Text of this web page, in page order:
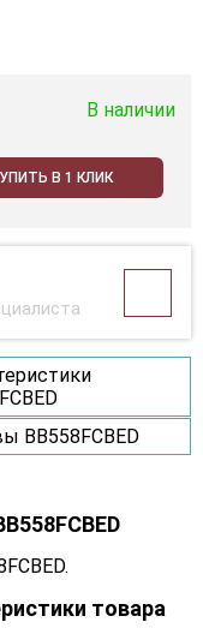
В наличии
В 1 КЛИК
BB558FCBED
товара